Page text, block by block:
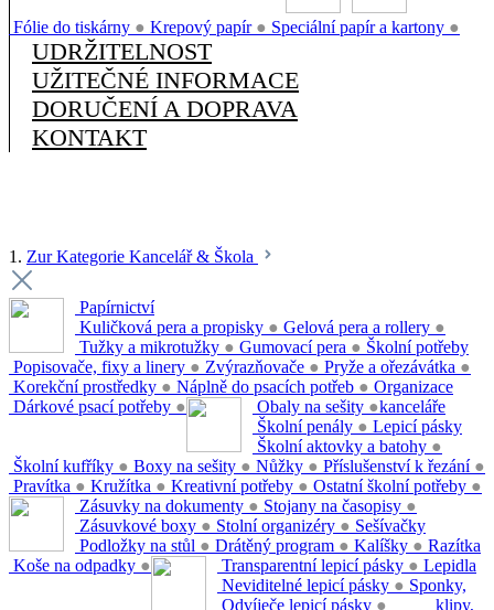
Fólie do tiskárny ● Krepový papír ● Speciální papír a kartony ●
UDRŽITELNOST
UŽITEČNÉ INFORMACE
DORUČENÍ A DOPRAVA
KONTAKT
1. Zur Kategorie Kancelář & Škola
Papírnictví
Kuličková pera a propisky ● Gelová pera a rollery ●
Tužky a mikrotužky ● Gumovací pera ●
Popisovače, fixy a linery ● Zvýrazňovače ● Pryže a ořezávátka ●
Korekční prostředky ● Náplně do psacích potřeb ●
Dárkové psací potřeby ●
Školní potřeby
Obaly na sešity ●
Školní penály ●
Školní aktovky a batohy ●
Školní kufříky ● Boxy na sešity ● Nůžky ● Příslušenství k řezání ●
Pravítka ● Kružítka ● Kreativní potřeby ● Ostatní školní potřeby ●
Organizace
kanceláře
Zásuvky na dokumenty ● Stojany na časopisy ●
Zásuvkové boxy ● Stolní organizéry ●
Podložky na stůl ● Drátěný program ● Kalíšky ●
Koše na odpadky ●
Lepicí pásky
Transparentní lepicí pásky ●
Neviditelné lepicí pásky ●
Odvíječe lepicí pásky ●
Sešívačky
Razítka
Lepidla
Sponky,
klipy,